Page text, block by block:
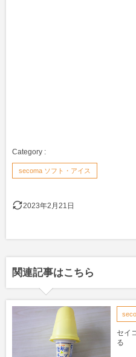
secoma ソフト・アイス
2023年2月21日
関連記事はこちら
セイ
る